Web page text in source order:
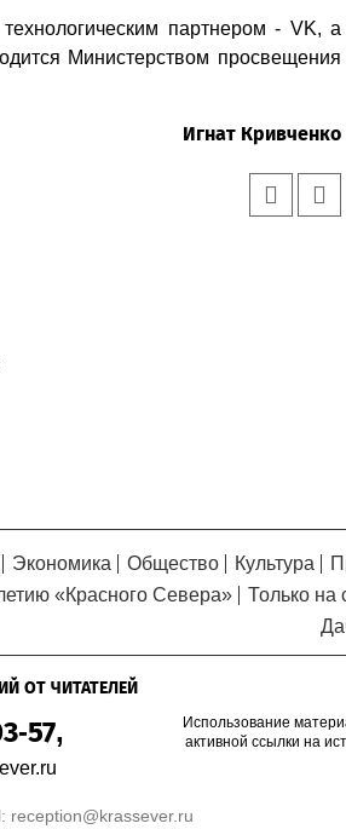
партнером - VK, а
Министерством просвещения
Игнат Кривченко
Уважаемые посетители сайта!
Мы рады приветствовать вас
Экономика Общество Культура
«Красного Севера»
Только на
ОТ ЧИТАТЕЛЕЙ
57,
Использование
активной ссылки на
reception@krassever.ru